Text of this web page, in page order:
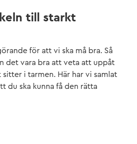
till starkt
för att vi ska må bra. Så
det vara bra att veta att uppåt
i tarmen. Här har vi samlat
du ska kunna få den rätta